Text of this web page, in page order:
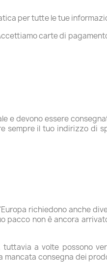
per tutte le tue
carte di
devono essere
il tuo indirizzo di
richiedono anche
pacco non è ancora
a volte possono
consegna dei